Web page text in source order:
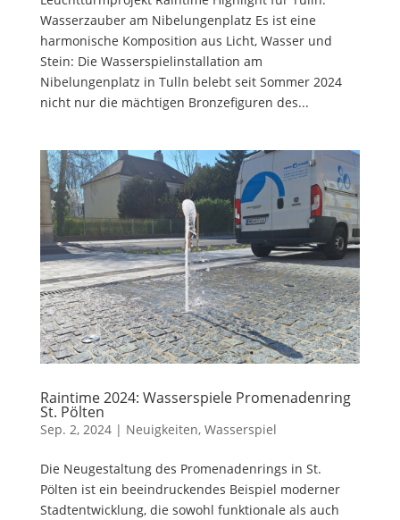
Wasserzauber am Nibelungenplatz Es ist eine
harmonische Komposition aus Licht, Wasser und
Stein: Die Wasserspielinstallation am
Nibelungenplatz in Tulln belebt seit Sommer 2024
nicht nur die mächtigen Bronzefiguren des...
Raintime 2024: Wasserspiele Promenadenring
St. Pölten
Sep. 2, 2024| Neuigkeiten, Wasserspiel
Die Neugestaltung des Promenadenrings in St.
Pölten ist ein beeindruckendes Beispiel moderner
Stadtentwicklung, die sowohl funktionale als auch